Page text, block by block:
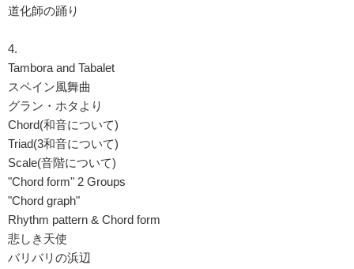
道化師の踊り
4.
Tambora and Tabalet
スペイン風舞曲
グラン・ホタより
Chord(和音について)
Triad(3和音について)
Scale(音階について)
"Chord form" 2 Groups
"Chord graph"
Rhythm pattern & Chord form
悲しき天使
バリバリの浜辺